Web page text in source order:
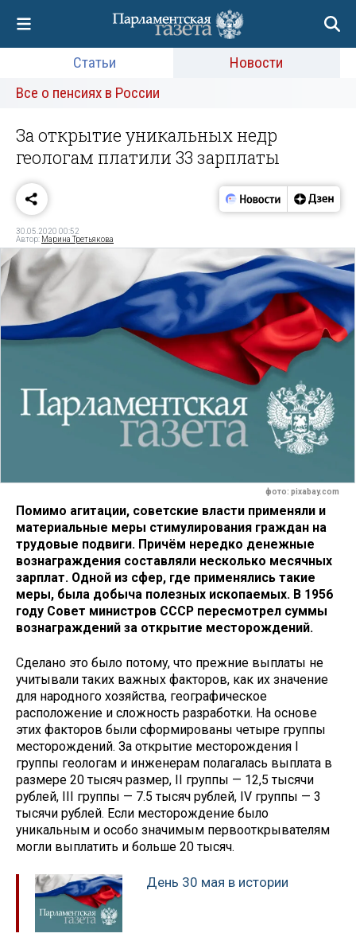
Статьи
Новости
Все о пенсиях в России
За открытие уникальных недр
геологам платили 33 зарплаты
30.05.2020 00:52
Автор: Марина Третьякова
фото: pixabay.com
Помимо агитации, советские власти применяли и
материальные меры стимулирования граждан на
трудовые подвиги. Причём нередко денежные
вознаграждения составляли несколько месячных
зарплат. Одной из сфер, где применялись такие
меры, была добыча полезных ископаемых. В 1956
году Совет министров СССР пересмотрел суммы
вознаграждений за открытие месторождений.
Сделано это было потому, что прежние выплаты не
учитывали таких важных факторов, как их значение
для народного хозяйства, географическое
расположение и сложность разработки. На основе
этих факторов были сформированы четыре группы
месторождений. За открытие месторождения I
группы геологам и инженерам полагалась выплата в
размере 20 тысяч размер, II группы — 12,5 тысячи
рублей, III группы — 7.5 тысяч рублей, IV группы — 3
тысячи рублей. Если месторождение было
уникальным и особо значимым первооткрывателям
могли выплатить и больше 20 тысяч.
День 30 мая в истории